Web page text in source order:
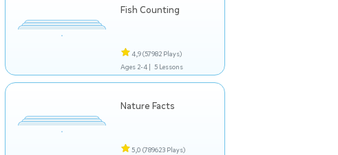
Fish Counting
4,9(57982 Plays)
Ages 2-4 | 5 Lessons
Nature Facts
5,0 (789623 Plays)